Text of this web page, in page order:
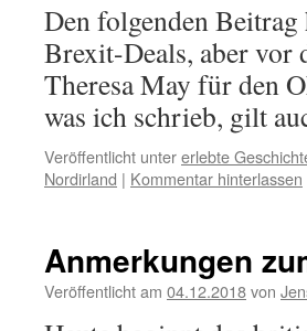
Den folgenden
Brexit-Deals, aber vor
Theresa May für den
was ich schrieb, gilt
Veröffentlicht untererlebte
Nordirland | Kommentar hinterlassen
Anmerkungen
Veröffentlicht am 04.12.2018von